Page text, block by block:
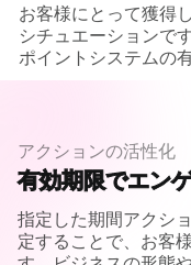
お客様にとって獲得
シチュエーションで
ポイントシステムの
アクションの活性化
有効期限でエン
指定した期間アクシ
定することで、お客